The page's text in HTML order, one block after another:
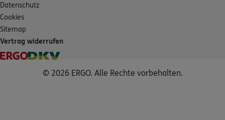
Datenschutz
Cookies
Sitemap
Vertrag widerrufen
© 2026 ERGO. Alle Rechte vorbehalten.